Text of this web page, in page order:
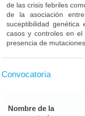
de las crisis febriles
de la asociación
suceptibilidad
casos y controles en
presencia de
Convocatoria
Nombre de la